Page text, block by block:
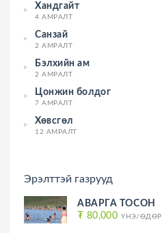
Хандгайт
4 АМРАЛТ
Санзай
2 АМРАЛТ
Бэлхийн ам
2 АМРАЛТ
Цонжин болдог
7 АМРАЛТ
Хөвсгөл
12 АМРАЛТ
Эрэлттэй газрууд
АВАРГА ТОСОН
₮ 80,000 ҮНЭ/ӨДӨР